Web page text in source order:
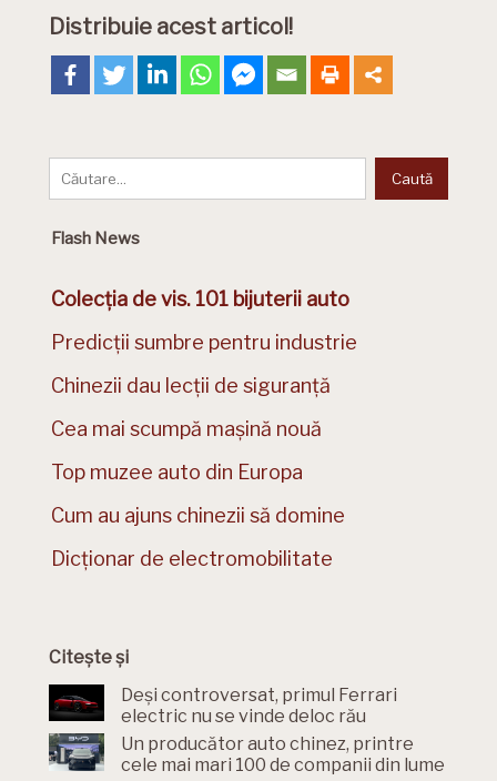
Distribuie acest articol!
Flash News
Colecția de vis. 101 bijuterii auto
Predicții sumbre pentru industrie
Chinezii dau lecții de siguranță
Cea mai scumpă mașină nouă
Top muzee auto din Europa
Cum au ajuns chinezii să domine
Dicționar de electromobilitate
Citește și
Deși controversat, primul Ferrari
electric nu se vinde deloc rău
Un producător auto chinez, printre
cele mai mari 100 de companii din lume